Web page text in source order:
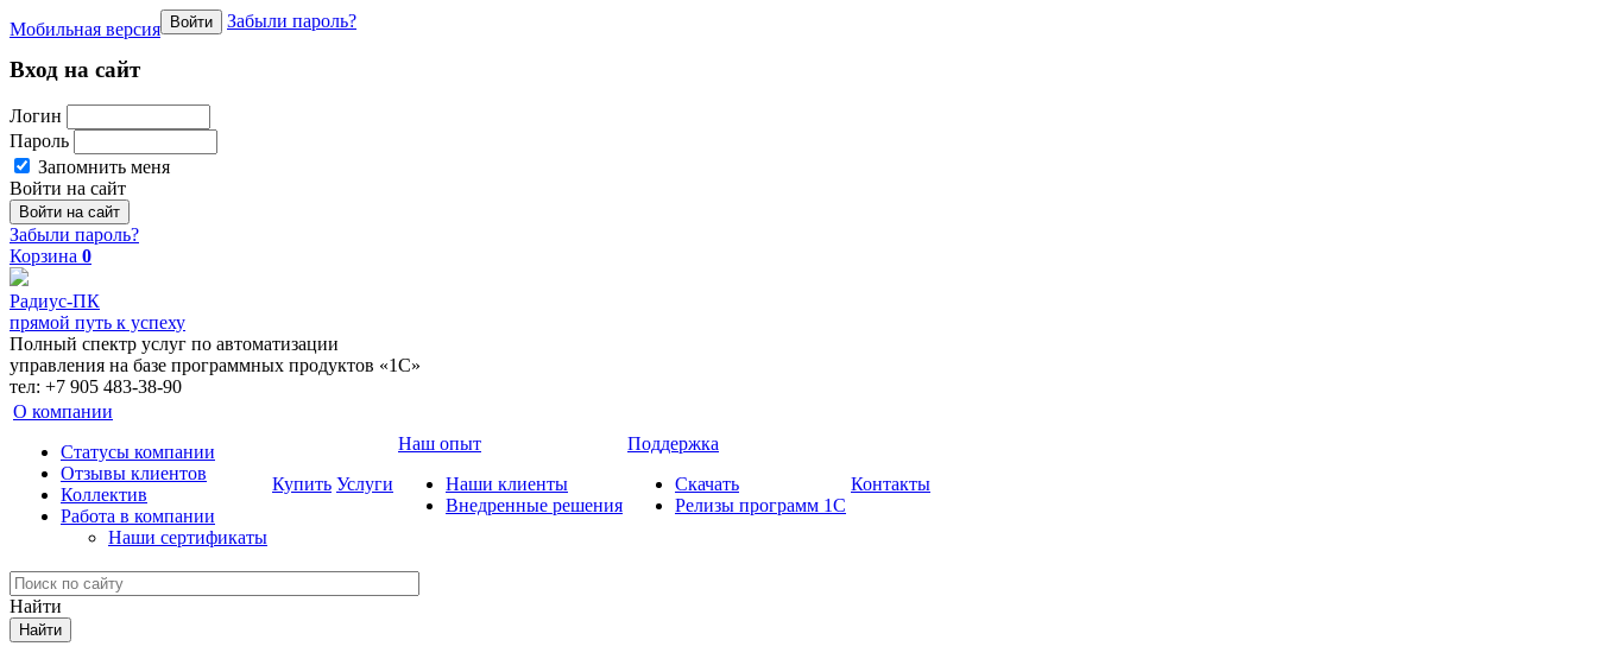
Мобильная версия Войти Забыли пароль?
Вход на сайт
Логин
Пароль
Запомнить меня
Войти на сайт
Забыли пароль?
Корзина 0
Радиус-ПК
прямой путь к успеху
Полный спектр услуг по автоматизации
управления на базе программных продуктов «1С»
тел: +7 905 483-38-90
О компании
Cтатусы компании
Отзывы клиентов
Коллектив
Работа в компании
Наши сертификаты
Купить Услуги
Наш опыт
Наши клиенты
Внедренные решения
Поддержка
Скачать
Релизы программ 1С
Контакты
Найти